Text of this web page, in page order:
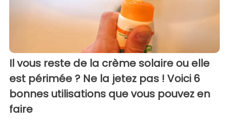
Il vous reste de la crème solaire ou elle
est périmée ? Ne la jetez pas ! Voici 6
bonnes utilisations que vous pouvez en
faire